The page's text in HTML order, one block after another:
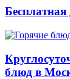
Бесплатная
блюд в